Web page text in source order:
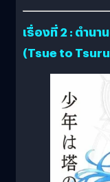
เรื่องที่ 2 : ตำน
(Tsue to